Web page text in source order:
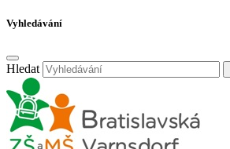
Vyhledávání
Hledat